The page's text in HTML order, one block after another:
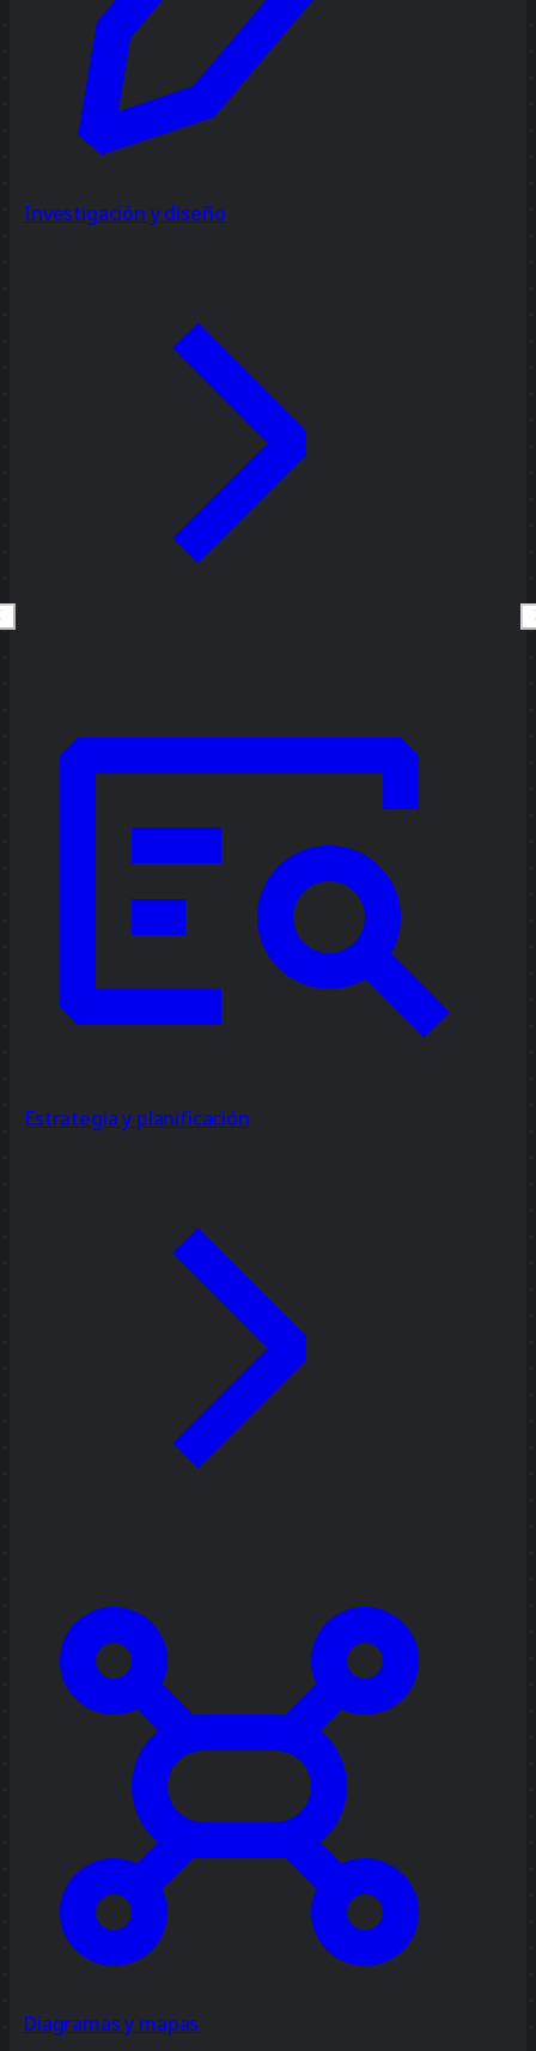
Investigación y diseño
Estrategia y planificación
Diagramas y mapas